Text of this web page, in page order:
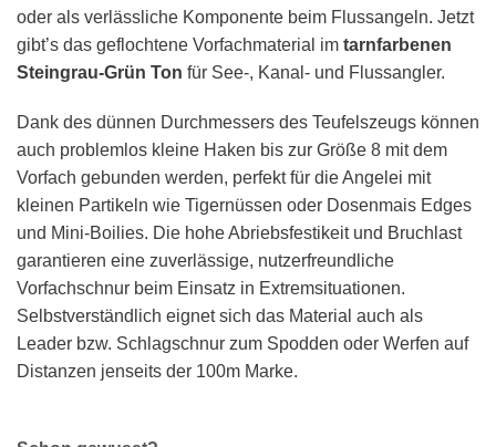
oder als verlässliche Komponente beim Flussangeln. Jetzt
gibt’s das geflochtene Vorfachmaterial im tarnfarbenen
Steingrau-Grün Ton für See-, Kanal- und Flussangler.
Dank des dünnen Durchmessers des Teufelszeugs können
auch problemlos kleine Haken bis zur Größe 8 mit dem
Vorfach gebunden werden, perfekt für die Angelei mit
kleinen Partikeln wie Tigernüssen oder Dosenmais Edges
und Mini-Boilies. Die hohe Abriebsfestikeit und Bruchlast
garantieren eine zuverlässige, nutzerfreundliche
Vorfachschnur beim Einsatz in Extremsituationen.
Selbstverständlich eignet sich das Material auch als
Leader bzw. Schlagschnur zum Spodden oder Werfen auf
Distanzen jenseits der 100m Marke.